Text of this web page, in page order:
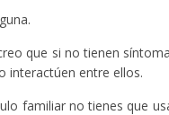
que si no tienen
interactúen entre ellos.
familiar no tienes que